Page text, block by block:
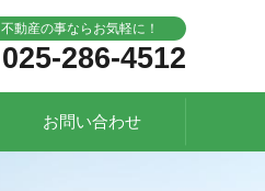
不動産の事ならお気軽に！
025-286-4512
お問い合わせ